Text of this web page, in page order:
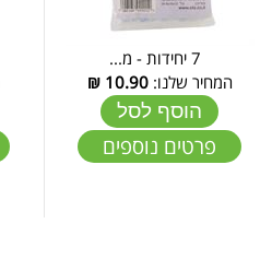
המחיר שלנו:10.90
₪
הוסף לסל
פרטים נוספים